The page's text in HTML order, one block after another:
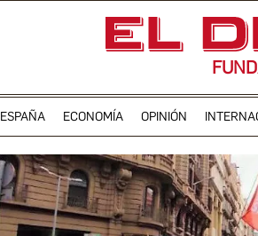
ESPAÑA ECONOMÍA OPINIÓN